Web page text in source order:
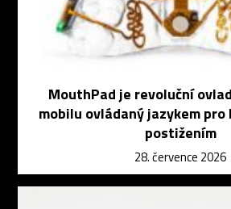
MouthPad je revoluční
mobilu ovládaný jazykem
postižením
28. července 2026